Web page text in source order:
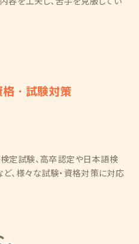
格・試験対策
定試験、高卒認定や日本語検
、様々な試験・資格対策に対応